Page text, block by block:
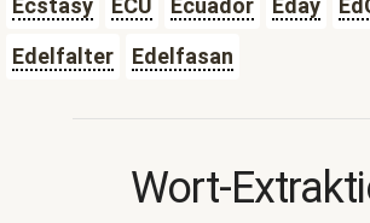
Ecstasy
ECU Ecuador Eday
Edelfalter
Edelfasan
Wort-